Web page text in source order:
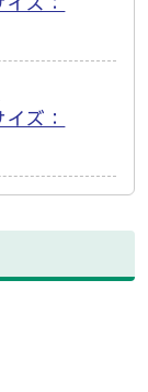
ズ：
ズ：